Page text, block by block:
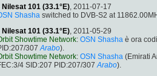
Nilesat 101 (33.1°E), 2011-07-17
Shasha switched to DVB-S2 at
Nilesat 101 (33.1°E), 2011-05-29
Showtime Network: OSN Shasha è ora
307 Arabo).
Showtime Network: OSN Shasha (Emirati
4 SID:207 PID:207/307 Arabo).